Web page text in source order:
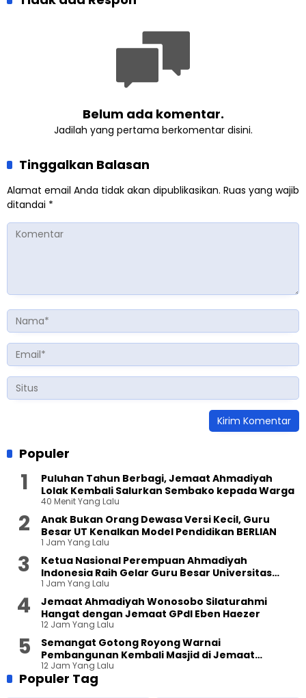
Belum ada komentar.
Jadilah yang pertama berkomentar disini.
Tinggalkan Balasan
Alamat email Anda tidak akan dipublikasikan. Ruas yang wajib
ditandai *
Populer
Puluhan Tahun Berbagi, Jemaat Ahmadiyah
Lolak Kembali Salurkan Sembako kepada Warga
40 Menit Yang Lalu
Anak Bukan Orang Dewasa Versi Kecil, Guru
Besar UT Kenalkan Model Pendidikan BERLIAN
1 Jam Yang Lalu
Ketua Nasional Perempuan Ahmadiyah
Indonesia Raih Gelar Guru Besar Universitas
Terbuka
1 Jam Yang Lalu
Jemaat Ahmadiyah Wonosobo Silaturahmi
Hangat dengan Jemaat GPdI Eben Haezer
12 Jam Yang Lalu
Semangat Gotong Royong Warnai
Pembangunan Kembali Masjid di Jemaat
Ahmadiyah Sukapura
12 Jam Yang Lalu
Populer Tag